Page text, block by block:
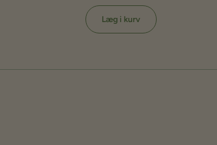
Læg i kurv